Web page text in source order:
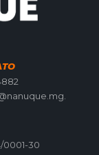
0001-30